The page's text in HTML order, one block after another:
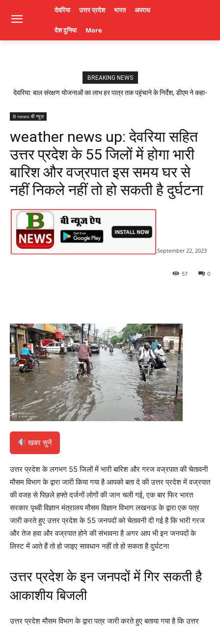
देवरिया उत्तर प्रदेश भारत अपराध
देश दुनिया More
BREAKING NEWS
देवरिया: बाल संरक्षण योजनाओं का लाभ हर पात्र तक पहुंचाने के निर्देश, डीएम ने कहा-
B news बी न्यूज़
weather news up: देवरिया सहित
उत्तर प्रदेश के 55 जिलों में होगा भारी
बारिश और वज्रपात इस समय घर से
नहीं निकले नहीं तो हो सकती है दुर्घटना
September 22, 2023
0
57
खबर सुनें
उत्तर प्रदेश के लगभग 55 जिलों में भारी बारिश और गरज वज्रपात की चेतावनी
मौसम विभाग के द्वारा जारी किया गया है आपको बता दे की उत्तर प्रदेश में वज्रपात
की वजह से पिछले हफ्ते दर्जनों लोगों की जान चली गई, एक बार फिर भारत
सरकार पृथ्वी विज्ञान मंत्रालय मौसम विज्ञान विभाग लखनऊ के द्वारा एक पत्र
जारी करते हुए उत्तर प्रदेश के 55 जनपदों को चेतावनी दी गई है कि भारी गरज
और तेज हवा और वज्रपात होने की संभावना है अगर आप भी इन जनपदों के
लिस्ट में आते हैं तो हो जाइए सावधान नहीं तो हो सकता है दुर्घटना
उत्तर प्रदेश के इन जनपदों में गिर सकती है
आकाशीय बिजली
उत्तर प्रदेश मौसम विभाग के द्वारा पत्र जारी करते हुए बताया गया है कि उत्तर